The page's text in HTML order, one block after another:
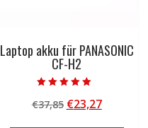
Laptop akku für PANASONIC
CF-H2
5.00
von 5
€37,85 Ursprünglicher
€23,27